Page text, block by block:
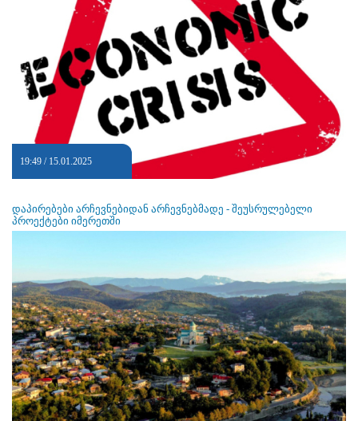
19:49 / 15.01.2025
დაპირებები არჩევნებიდან არჩევნებმადე - შეუსრულებელი
პროექტები იმერეთში